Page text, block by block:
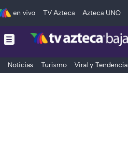
en vivo TV Azteca Azteca UNO
Noticias Turismo Viral y Tendencia